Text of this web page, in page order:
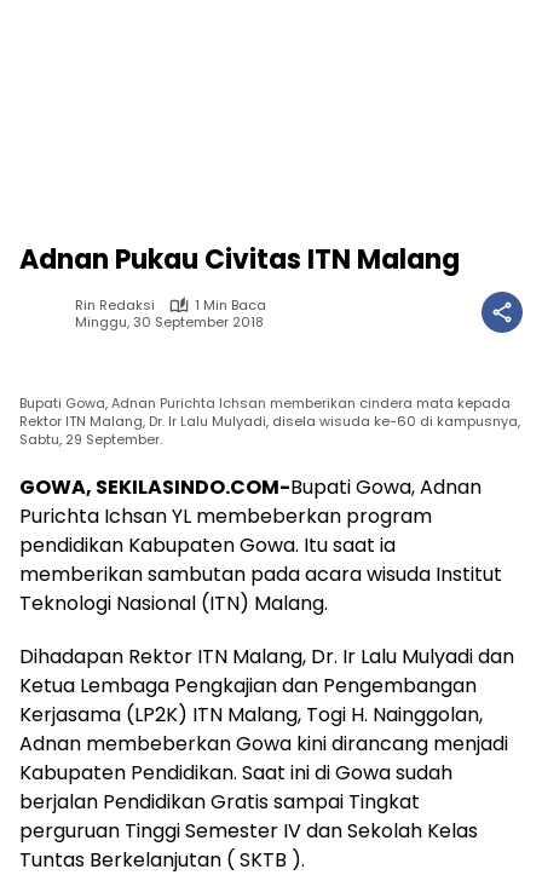
Adnan Pukau Civitas ITN Malang
Rin Redaksi
1 Min Baca
Minggu, 30 September 2018
Bupati Gowa, Adnan Purichta Ichsan memberikan cindera mata kepada
Rektor ITN Malang, Dr. Ir Lalu Mulyadi, disela wisuda ke-60 di kampusnya,
Sabtu, 29 September.
GOWA, SEKILASINDO.COM-Bupati Gowa, Adnan
Purichta Ichsan YL membeberkan program
pendidikan Kabupaten Gowa. Itu saat ia
memberikan sambutan pada acara wisuda Institut
Teknologi Nasional (ITN) Malang.
Dihadapan Rektor ITN Malang, Dr. Ir Lalu Mulyadi dan
Ketua Lembaga Pengkajian dan Pengembangan
Kerjasama (LP2K) ITN Malang, Togi H. Nainggolan,
Adnan membeberkan Gowa kini dirancang menjadi
Kabupaten Pendidikan. Saat ini di Gowa sudah
berjalan Pendidikan Gratis sampai Tingkat
perguruan Tinggi Semester IV dan Sekolah Kelas
Tuntas Berkelanjutan ( SKTB ).